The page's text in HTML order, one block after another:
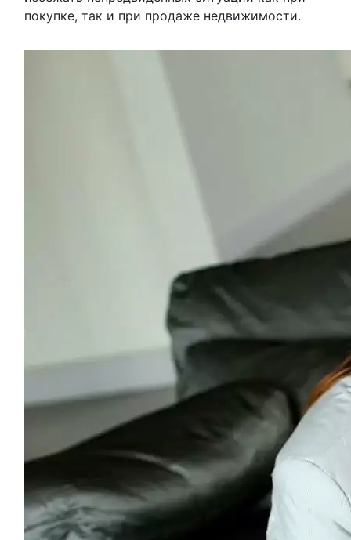
покупке, так и при продаже недвижимости.